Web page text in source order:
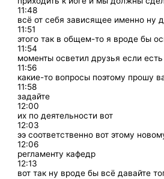
11:48
всё от себя зависящее именно ну
11:51
этого так в общем-то я вроде бы
11:54
моменты осветил друзья если есть
11:56
какие-то вопросы поэтому прошу
11:58
задайте
12:00
их по деятельности вот
12:03
ээ соответственно вот этому
12:06
регламенту кафедр
12:13
вот так ну вроде бы всё давайте